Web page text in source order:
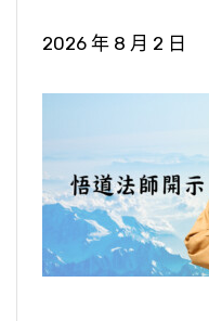
2026 年 8 月 2 日